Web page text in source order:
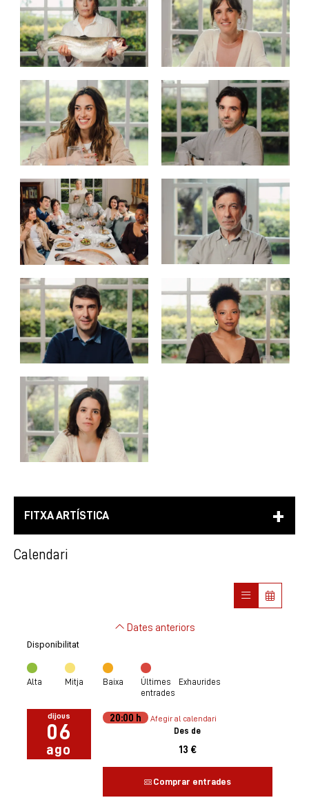
FITXA ARTÍSTICA
Calendari
Dates anteriors
Disponibilitat
Alta Mitja Baixa
Últimes
entrades
Exhaurides
dijous
06
ago
20:00 h
Afegir al calendari
Des de
13 €
Comprar entrades